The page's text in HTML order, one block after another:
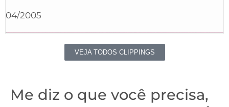
04/2005
VEJA TODOS CLIPPINGS
Me diz o que você precisa,